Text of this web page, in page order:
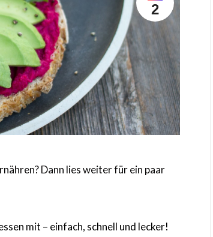
2
Dann lies weiter für ein paar
mit – einfach, schnell und lecker!